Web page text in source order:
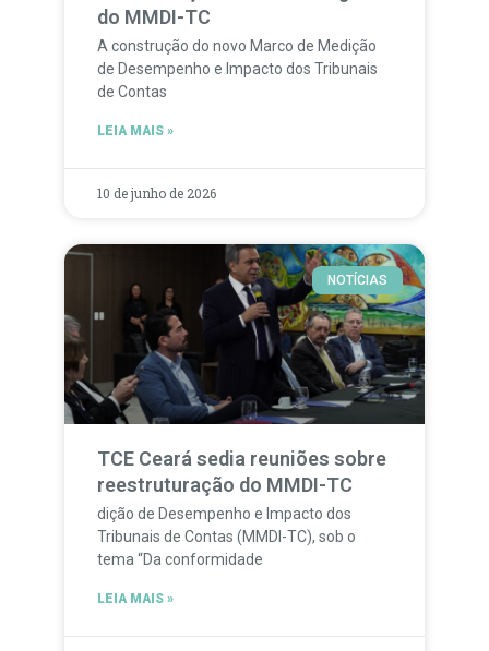
do MMDI-TC
A construção do novo Marco de Medição
de Desempenho e Impacto dos Tribunais
de Contas
LEIA MAIS »
10 de junho de 2026
NOTÍCIAS
TCE Ceará sedia reuniões sobre
reestruturação do MMDI-TC
dição de Desempenho e Impacto dos
Tribunais de Contas (MMDI-TC), sob o
tema “Da conformidade
LEIA MAIS »